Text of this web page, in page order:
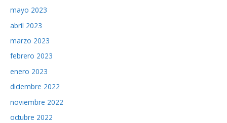
mayo 2023
abril 2023
marzo 2023
febrero 2023
enero 2023
diciembre 2022
noviembre 2022
octubre 2022